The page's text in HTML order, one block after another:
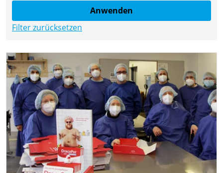
Filter zurücksetzen